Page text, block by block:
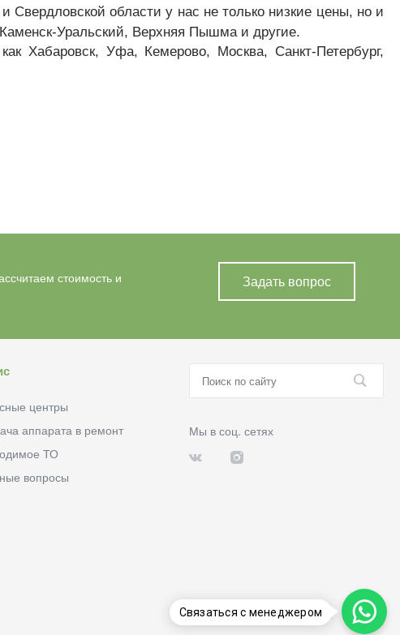
Свердловской области у нас не только низкие цены, но и
Уральский, Верхняя Пышма и другие.
Хабаровск, Уфа, Кемерово, Москва, Санкт-Петербург,
стоимость и
Задать вопрос
центры
аппарата в ремонт
ТО
вопросы
Мы в соц. сетях
Связаться с менеджером